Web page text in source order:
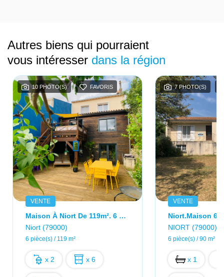
Autres biens qui pourraient
vous intéresser dans la région
10 PHOTO(S) FAVORIS
VENTE
Maison À Niort De 119m². 6 Pièces. Quartier Champommier.
Niort (79000)
6 pièce(s) / 119 m²
x 2 x 6
7 PHOTO(S)
VENTE
Niort.Maison 6
NIORT (79000)
6 pièce(s) / 90 m²
x 1